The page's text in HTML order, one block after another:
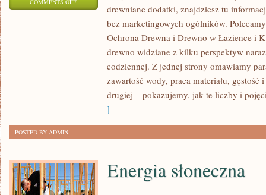
COMMENTS OFF
BUDOWNICTWIE
drewniane dodatki, znajdziesz tu
bez marketingowych ogólników.
Ochrona Drewna i Drewno w Łazience i
drewno widziane z kilku perspektyw
codziennej. Z jednej strony omawiamy
zawartość wody, praca materiału, gęstość
drugiej – pokazujemy, jak te liczby i
]
POSTED BY ADMIN
Energia słoneczna